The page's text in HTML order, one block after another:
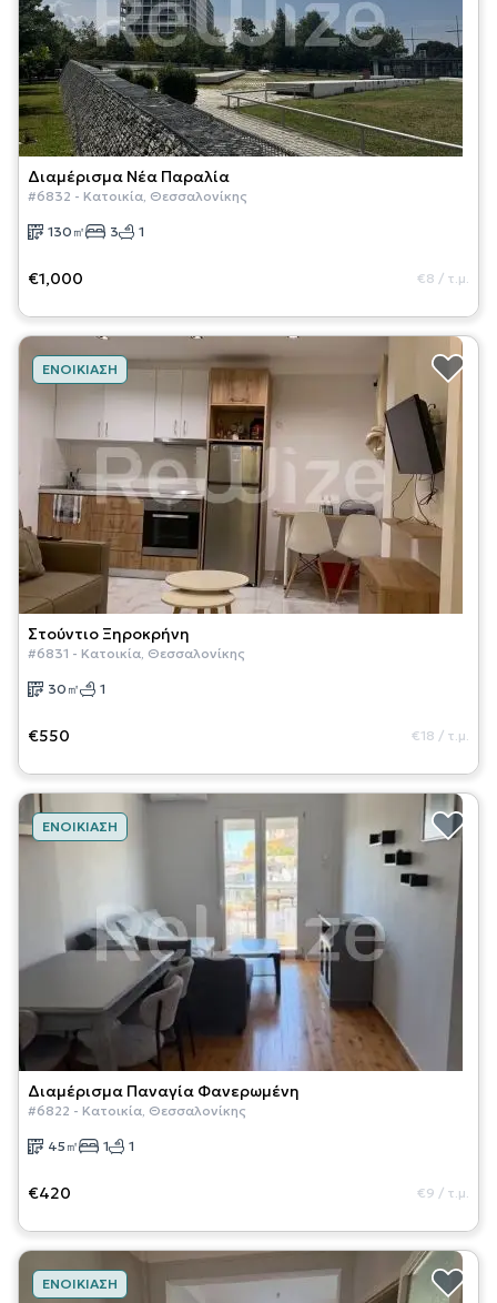
Διαμέρισμα Νέα Παραλία
#6832 - Κατοικία, Θεσσαλονίκης
130 ㎡ 3 1
€1,000 €8 / τ.μ.
ΕΝΟΙΚΊΑΣΗ
Στούντιο Ξηροκρήνη
#6831 - Κατοικία, Θεσσαλονίκης
30 ㎡ 1
€550 €18 / τ.μ.
ΕΝΟΙΚΊΑΣΗ
Διαμέρισμα Παναγία Φανερωμένη
#6822 - Κατοικία, Θεσσαλονίκης
45 ㎡ 1 1
€420 €9 / τ.μ.
ΕΝΟΙΚΊΑΣΗ